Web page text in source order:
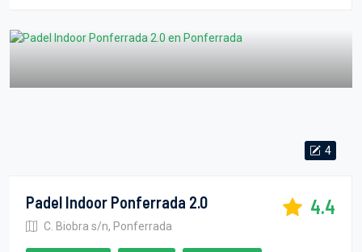
4
Padel Indoor Ponferrada 2.0
C. Biobra s/n, Ponferrada
4.4